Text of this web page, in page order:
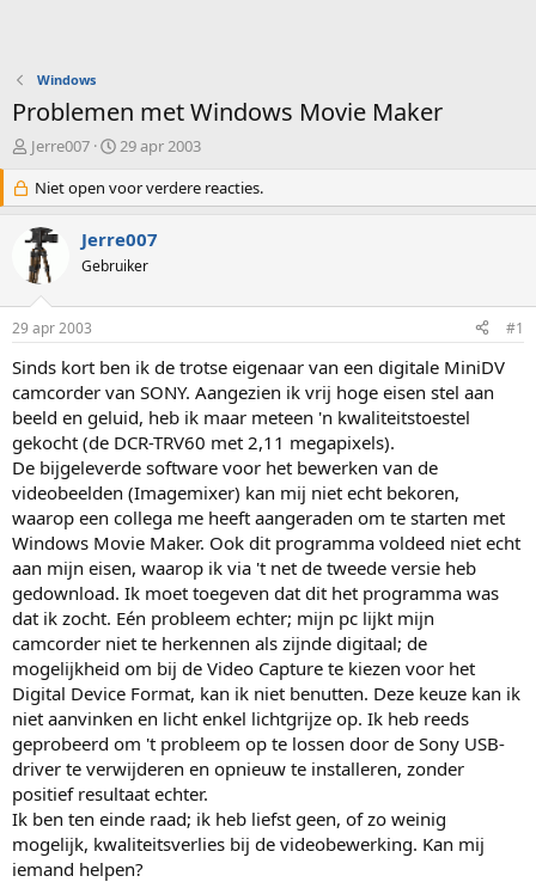
Windows
Problemen met Windows Movie Maker
O
d
e
r
w
e
s
t
a
r
t
e
r
Jerre007
S
a
r
d
a
m
29 apr 2003
Niet open voor verdere reacties.
Jerre007
Gebruiker
29 apr 2003 #1
Sinds kort ben ik de trotse eigenaar van een digitale MiniDV
camcorder van SONY. Aangezien ik vrij hoge eisen stel aan
beeld en geluid, heb ik maar meteen 'n kwaliteitstoestel
gekocht (de DCR-TRV60 met 2,11 megapixels).
De bijgeleverde software voor het bewerken van de
videobeelden (Imagemixer) kan mij niet echt bekoren,
waarop een collega me heeft aangeraden om te starten met
Windows Movie Maker. Ook dit programma voldeed niet echt
aan mijn eisen, waarop ik via 't net de tweede versie heb
gedownload. Ik moet toegeven dat dit het programma was
dat ik zocht. Eén probleem echter; mijn pc lijkt mijn
camcorder niet te herkennen als zijnde digitaal; de
mogelijkheid om bij de Video Capture te kiezen voor het
Digital Device Format, kan ik niet benutten. Deze keuze kan ik
niet aanvinken en licht enkel lichtgrijze op. Ik heb reeds
geprobeerd om 't probleem op te lossen door de Sony USB-
driver te verwijderen en opnieuw te installeren, zonder
positief resultaat echter.
Ik ben ten einde raad; ik heb liefst geen, of zo weinig
mogelijk, kwaliteitsverlies bij de videobewerking. Kan mij
iemand helpen?